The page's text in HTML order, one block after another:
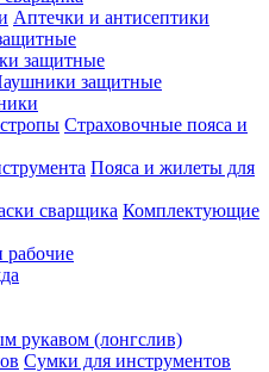
Аптечки и антисептики
защитные
защитные
Страховочные пояса и
Пояса и жилеты для
Комплектующие
рукавом (лонгслив)
Сумки для инструментов